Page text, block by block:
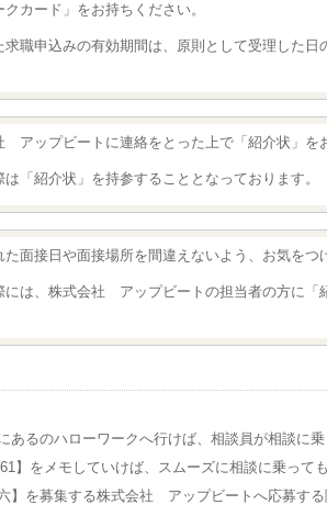
クカード」をお持ちください。
求職申込みの有効期間は、原則として受理した日
アップビートに連絡をとった上で「紹介状」を
は「紹介状」を持参することとなっております。
た面接日や面接場所を間違えないよう、お気をつ
には、株式会社 アップビートの担当者の方に「
あるのハローワークへ行けば、相談員が相談に乗
】をメモしていけば、スムーズに相談に乗っても
】を募集する株式会社 アップビートへ応募す